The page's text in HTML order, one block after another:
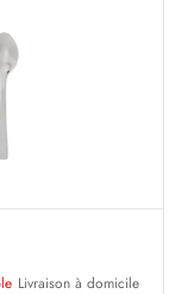
Livraison à domicile